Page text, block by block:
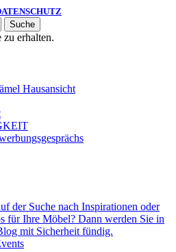
Suche
zu erhalten.
der Suche nach Inspirationen oder
für Ihre Möbel? Dann werden Sie in
mit Sicherheit fündig.